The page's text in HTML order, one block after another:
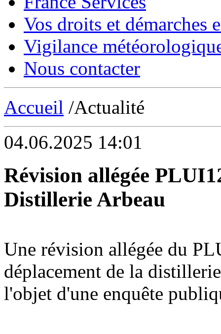
Vos droits et démarches
Vigilance
Nous contacter
Accueil /Actualité
04.06.2025 14:01
Révision allégée
Distillerie Arbeau
Une révision allégée du
déplacement de la
l'objet d'une enquête